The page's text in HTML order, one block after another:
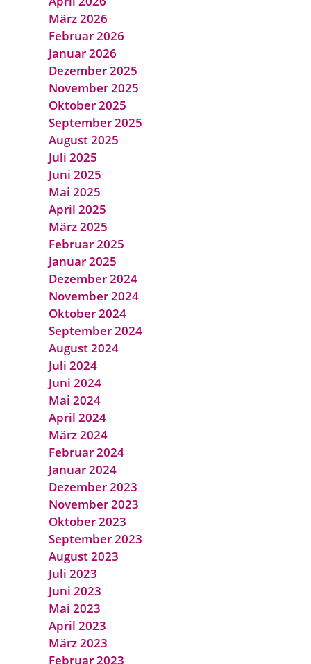
März 2026
Februar 2026
Januar 2026
Dezember 2025
November 2025
Oktober 2025
September 2025
August 2025
Juli 2025
Juni 2025
Mai 2025
April 2025
März 2025
Februar 2025
Januar 2025
Dezember 2024
November 2024
Oktober 2024
September 2024
August 2024
Juli 2024
Juni 2024
Mai 2024
April 2024
März 2024
Februar 2024
Januar 2024
Dezember 2023
November 2023
Oktober 2023
September 2023
August 2023
Juli 2023
Juni 2023
Mai 2023
April 2023
März 2023
Februar 2023